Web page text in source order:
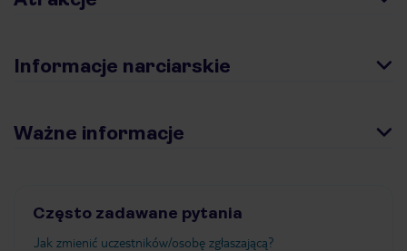
Informacje narciarskie
Ważne informacje
Często zadawane pytania
Jak zmienić uczestników/osobę zgłaszającą?